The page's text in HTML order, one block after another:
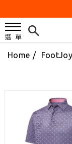
防詐
歡迎體
刷台
Home /